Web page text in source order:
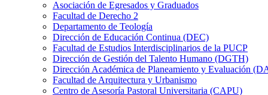
Asociación de Egresados y Graduados
Facultad de Derecho 2
Departamento de Teología
Dirección de Educación Continua (DEC)
Facultad de Estudios Interdisciplinarios de la PUCP
Dirección de Gestión del Talento Humano (DGTH)
Dirección Académica de Planeamiento y Evaluación
Facultad de Arquitectura y Urbanismo
Centro de Asesoría Pastoral Universitaria (CAPU)